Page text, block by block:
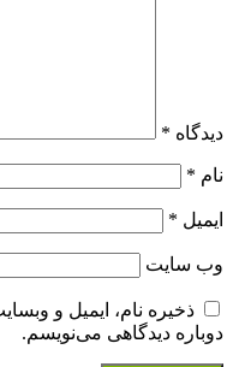
*
*
نام، ایمیل و وبسایت
دیدگاهی می‌نویسم.